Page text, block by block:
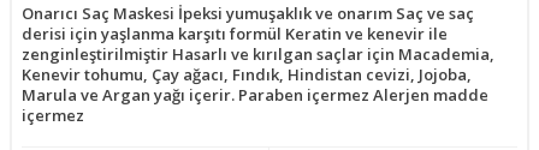
Onarıcı Saç Maskesi İpeksi yumuşaklık ve onarım Saç ve saç
derisi için yaşlanma karşıtı formül Keratin ve kenevir ile
zenginleştirilmiştir Hasarlı ve kırılgan saçlar için Macademia,
Kenevir tohumu, Çay ağacı, Fındık, Hindistan cevizi, Jojoba,
Marula ve Argan yağı içerir. Paraben içermez Alerjen madde
içermez